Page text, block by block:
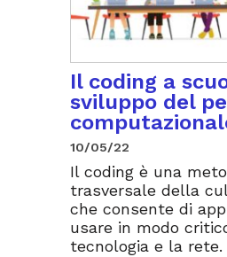
Il coding a
sviluppo del
10/05/22
Il coding è una
trasversale della
che consente di
usare in modo
tecnologia e la rete.